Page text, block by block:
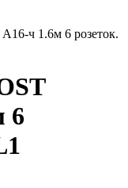
ч 1.6м 6 розеток.
6